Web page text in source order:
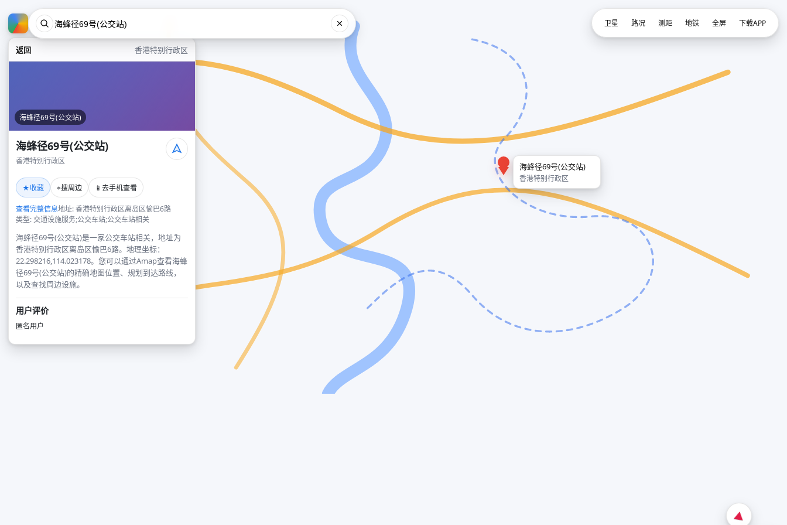
返回 香港特别行政区
海蜂径69号(公交站)
海蜂径69号(公交站)
香港特别行政区
★收藏 ⌖搜周边 📱 去手机查看
查看完整信息地址: 香港特别行政区离岛区愉巴6路
类型: 交通设施服务;公交车站;公交车站相关
海蜂径69号(公交站)是一家公交车站相关，地址为
香港特别行政区离岛区愉巴6路。地理坐标：
22.298216,114.023178。您可以通过Amap查看海蜂
径69号(公交站)的精确地图位置、规划到达路线，
以及查找周边设施。
用户评价
匿名用户
海蜂径69号(公交站)
香港特别行政区
卫星 路况 测距 地铁 全屏 下载APP